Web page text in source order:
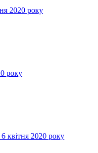
2020 року
року
6 квітня 2020 року